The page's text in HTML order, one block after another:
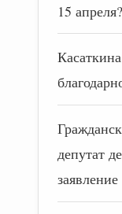
15 апреля?
депутат
заявление